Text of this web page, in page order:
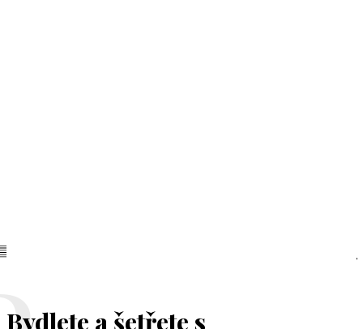
Bydlete a šetřete s